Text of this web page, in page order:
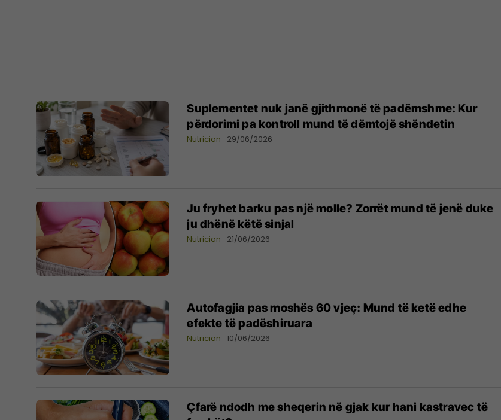
Suplementet nuk janë gjithmonë të padëmshme: Kur
përdorimi pa kontroll mund të dëmtojë shëndetin
Nutricion 29/06/2026
Ju fryhet barku pas një molle? Zorrët mund të jenë duke
ju dhënë këtë sinjal
Nutricion 21/06/2026
Autofagjia pas moshës 60 vjeç: Mund të ketë edhe
efekte të padëshiruara
Nutricion 10/06/2026
Çfarë ndodh me sheqerin në gjak kur hani kastravec të